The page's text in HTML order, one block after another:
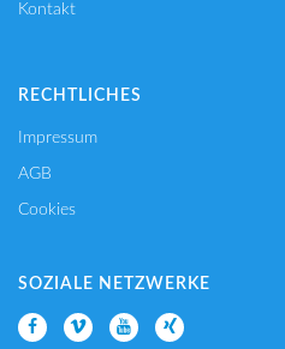
Kontakt
RECHTLICHES
Impressum
AGB
Cookies
SOZIALE NETZWERKE